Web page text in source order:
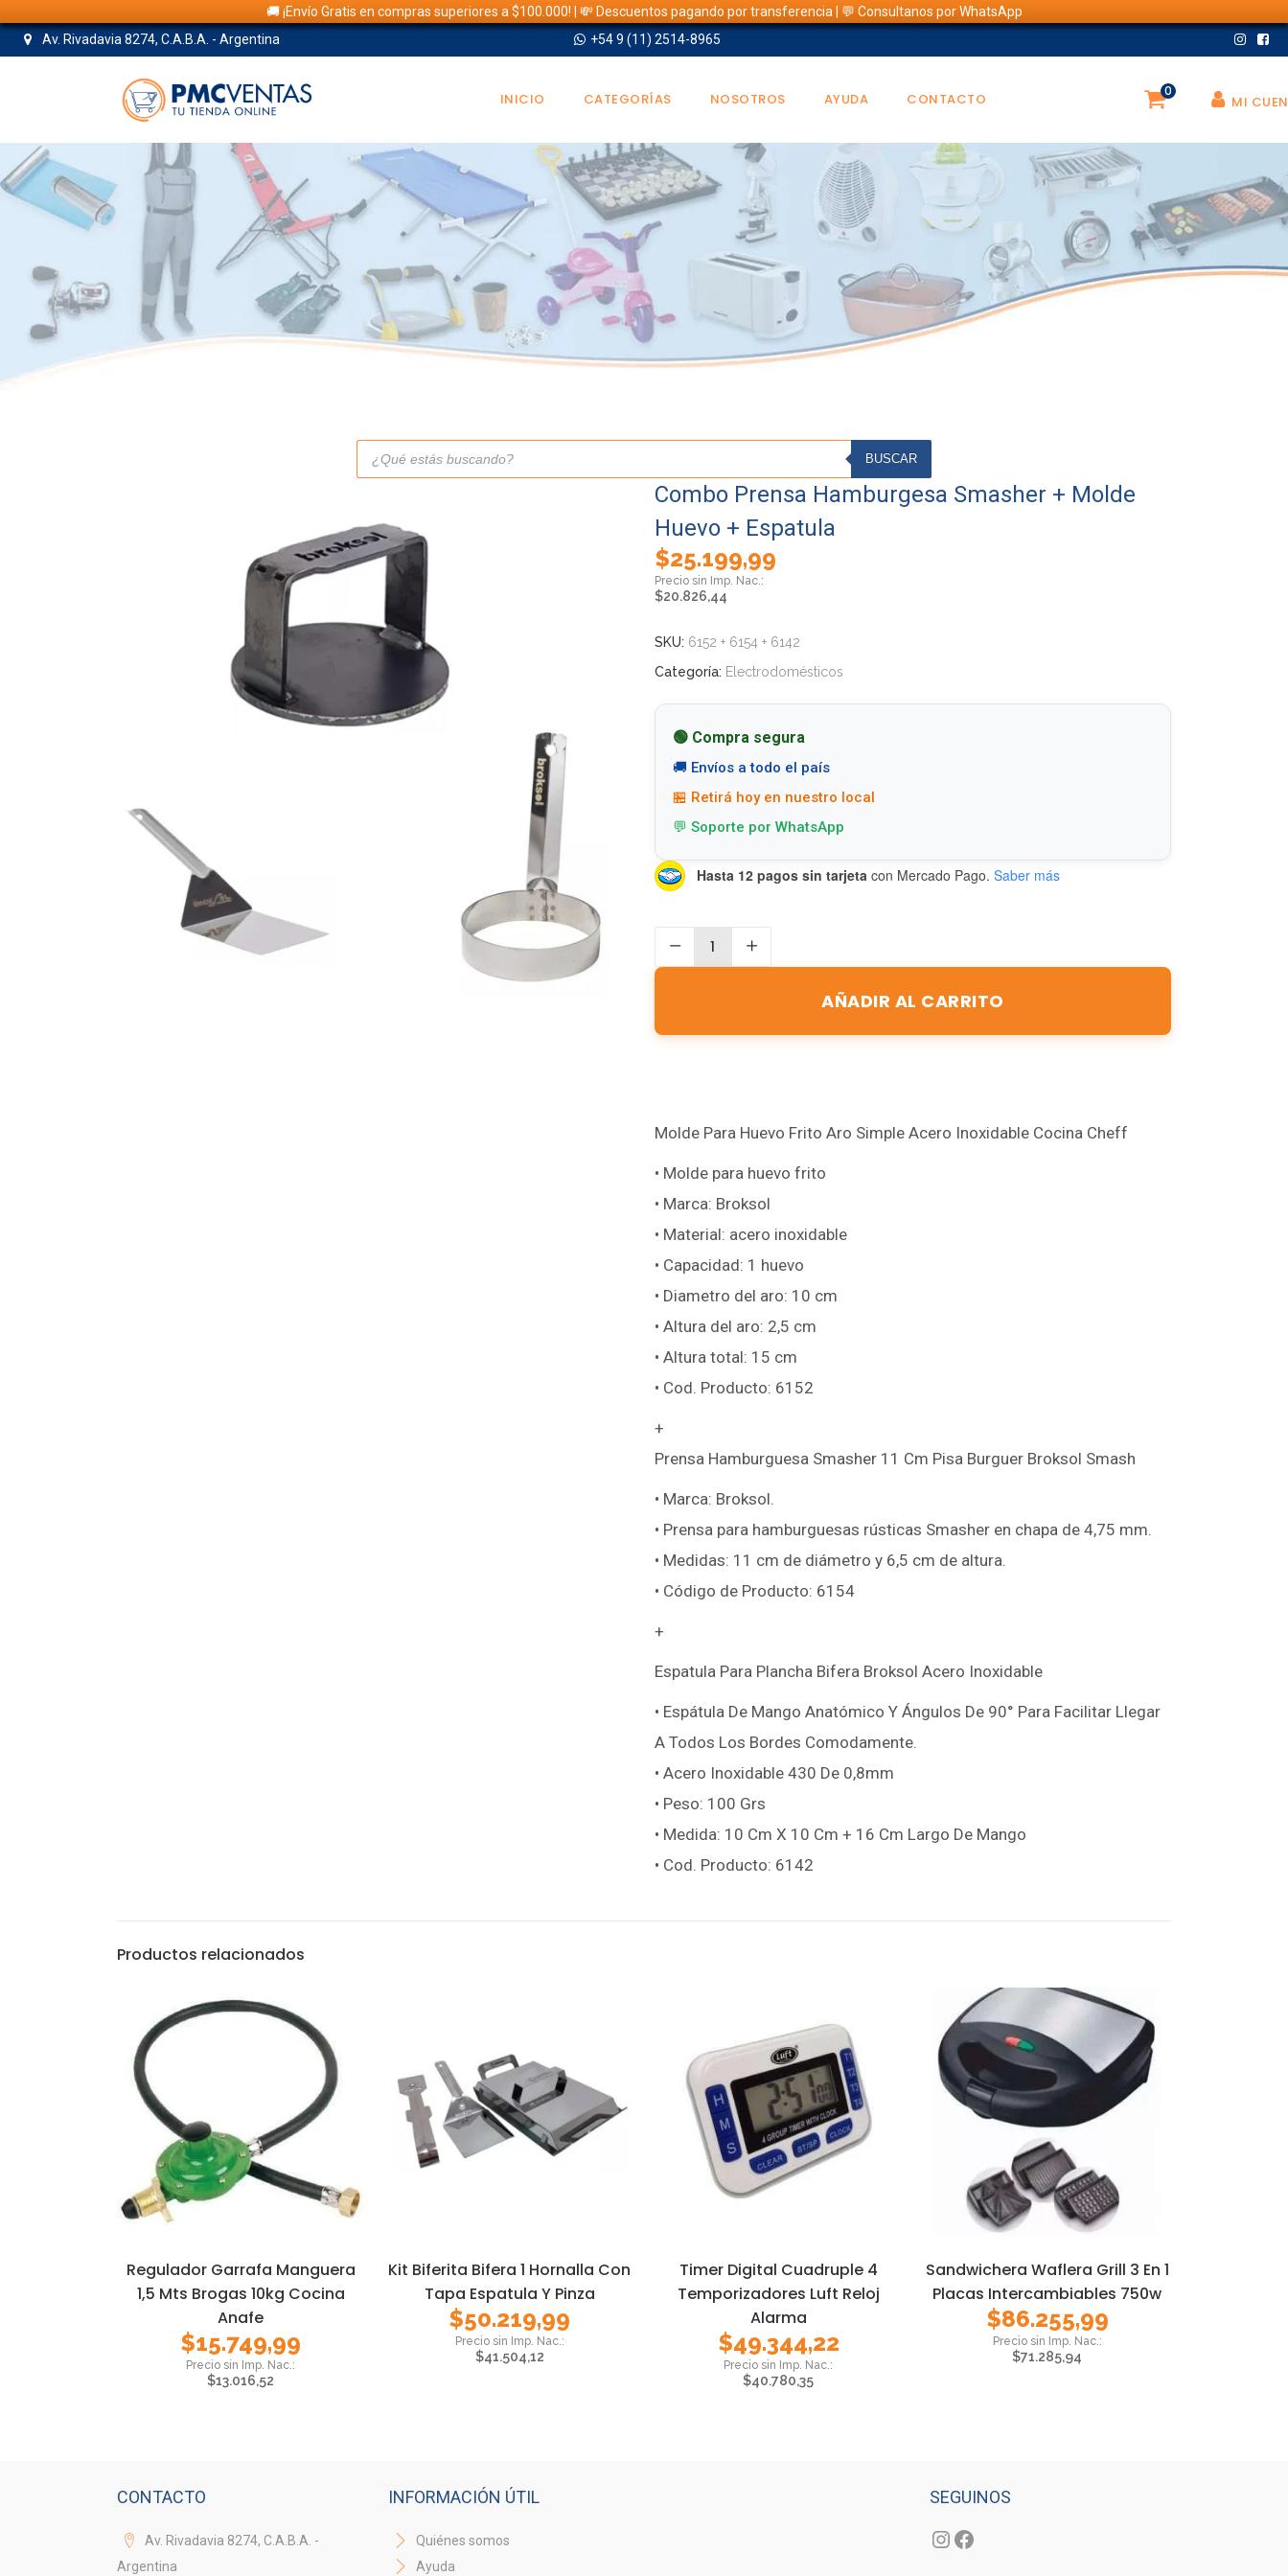
🚚 ¡Envío Gratis en compras superiores a $100.000! | 💸 Descuentos pagando por transferencia | 💬 Consultanos por WhatsApp
Av. Rivadavia 8274, C.A.B.A. - Argentina
+54 9 (11) 2514-8965
INICIO CATEGORÍAS NOSOTROS AYUDA CONTACTO MI
0
TIENDA
Búsqueda
productos
BUSCAR
Combo Prensa Hamburgesa Smasher + Molde
Huevo + Espatula
$25.199,99
$20.826,44
SKU: 6152 + 6154 + 6142
Categoría: Electrodomésticos
🟢 Compra segura
🚚 Envíos a todo el país
🏪 Retirá hoy en nuestro local
💬 Soporte por WhatsApp
Hasta 12 pagos sin tarjeta con Mercado Pago. Saber más
AÑADIR AL CARRITO
Molde Para Huevo Frito Aro Simple Acero Inoxidable Cocina Cheff
• Molde para huevo frito
• Marca: Broksol
• Material: acero inoxidable
• Capacidad: 1 huevo
• Diametro del aro: 10 cm
• Altura del aro: 2,5 cm
• Altura total: 15 cm
• Cod. Producto: 6152
+
Prensa Hamburguesa Smasher 11 Cm Pisa Burguer Broksol Smash
• Marca: Broksol.
• Prensa para hamburguesas rústicas Smasher en chapa de 4,75 mm.
• Medidas: 11 cm de diámetro y 6,5 cm de altura.
• Código de Producto: 6154
+
Espatula Para Plancha Bifera Broksol Acero Inoxidable
• Espátula De Mango Anatómico Y Ángulos De 90° Para Facilitar Llegar
A Todos Los Bordes Comodamente.
• Acero Inoxidable 430 De 0,8mm
• Peso: 100 Grs
• Medida: 10 Cm X 10 Cm + 16 Cm Largo De Mango
• Cod. Producto: 6142
Productos relacionados
Regulador Garrafa Manguera
1,5 Mts Brogas 10kg Cocina
Anafe
$15.749,99
$13.016,52
Kit Biferita Bifera 1 Hornalla Con
Tapa Espatula Y Pinza
$50.219,99
$41.504,12
Timer Digital Cuadruple 4
Temporizadores Luft Reloj
Alarma
$49.344,22
$40.780,35
Sandwichera Waflera Grill 3 En 1
Placas Intercambiables 750w
$86.255,99
$71.285,94
CONTACTO
Av. Rivadavia 8274, C.A.B.A. -
Argentina
INFORMACIÓN ÚTIL
Quiénes somos
Ayuda
SEGUINOS
Instagram
Facebook